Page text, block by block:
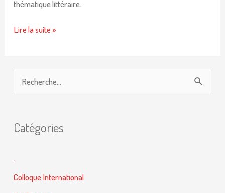
thématique littéraire.
Lire la suite »
h
Catégories
.
Colloque International